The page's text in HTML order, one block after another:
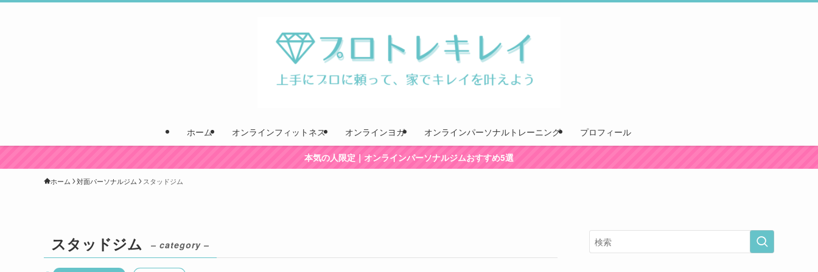
ホーム オンラインフィットネス オンラインヨガ オンラインパーソナルトレーニング プロフィール
本気の人限定｜オンラインパーソナルジムおすすめ5選
ホーム 対面パーソナルジム スタッドジム
スタッドジム – category –